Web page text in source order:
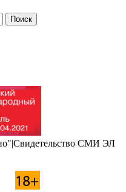
СМИ ЭЛ